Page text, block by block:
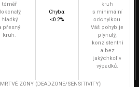
téměř
hladký
přesný
kruh.
Chyba:
<0.2%
kruh
s minimální
odchylkou.
Váš pohyb je
plynulý,
konzistentní
a bez
jakýchkoliv
výpadků.
ZÓNY (DEADZONE/SENSITIVITY)